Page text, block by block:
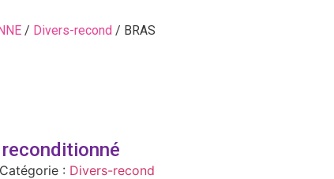
/ Divers-recond / BRAS
reconditionné
Catégorie : Divers-recond